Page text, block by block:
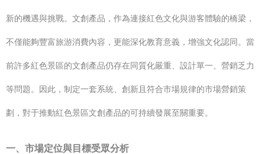
新的機遇與挑戰。文創產品，作為連接紅色文化與游客體驗的橋梁，
不僅能夠豐富旅游消費內容，更能深化教育意義，增強文化認同。當
前許多紅色景區的文創產品仍存在同質化嚴重、設計單一、營銷乏力
等問題。因此，制定一套系統、創新且符合市場規律的市場營銷策
劃，對于推動紅色景區文創產品的可持續發展至關重要。
一、市場定位與目標受眾分析